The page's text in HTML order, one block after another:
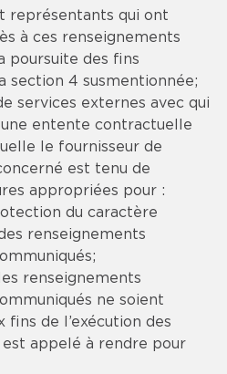
représentants qui ont
à ces renseignements
poursuite des fins
section 4 susmentionnée;
services externes avec qui
une entente contractuelle
le fournisseur de
est tenu de
appropriées pour :
du caractère
renseignements
renseignements
ne soient
fins de l’exécution des
est appelé à rendre pour